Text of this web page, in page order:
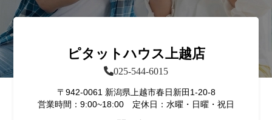
ピタットハウス上越店
025-544-6015
〒942-0061 新潟県上越市春日新田1-20-8
営業時間：9:00~18:00 定休日：水曜・日曜・祝日